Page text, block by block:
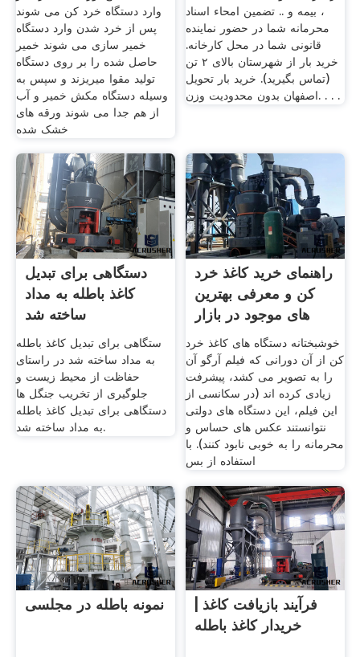
وارد دستگاه خرد کن می شوند
پس از خرد شدن وارد دستگاه
خمیر سازی می شوند خمیر
حاصل شده را بر روی دستگاه
تولید مقوا میریزند و سپس به
وسیله دستگاه مکش خمیر و آب
از هم جدا می شوند ورقه های
خشک شده
، بیمه و .. تضمین امحاء اسناد
محرمانه شما در حضور نماینده
قانونی شما در محل کارخانه.
خرید بار از شهرستان بالای ۲ تن
(تماس بگیرید). خرید بار تحویل
اصفهان بدون محدودیت وزن. . . .
دستگاهی برای تبدیل
کاغذ باطله به مداد
ساخته شد
ستگاهی برای تبدیل کاغذ باطله
به مداد ساخته شد در راستای
حفاظت از محیط زیست و
جلوگیری از تخریب جنگل ها
دستگاهی برای تبدیل کاغذ باطله
به مداد ساخته شد.
راهنمای خرید کاغذ خرد
کن و معرفی بهترین
های موجود در بازار
خوشبختانه دستگاه های کاغذ خرد
کن از آن دورانی که فیلم آرگو آن
را به تصویر می کشد، پیشرفت
زیادی کرده اند (در سکانسی از
این فیلم، این دستگاه های دولتی
نتوانستند عکس های حساس و
محرمانه را به خوبی نابود کنند). با
استفاده از بس
نمونه باطله در مجلسی
فرآیند بازیافت کاغذ |
خریدار کاغذ باطله